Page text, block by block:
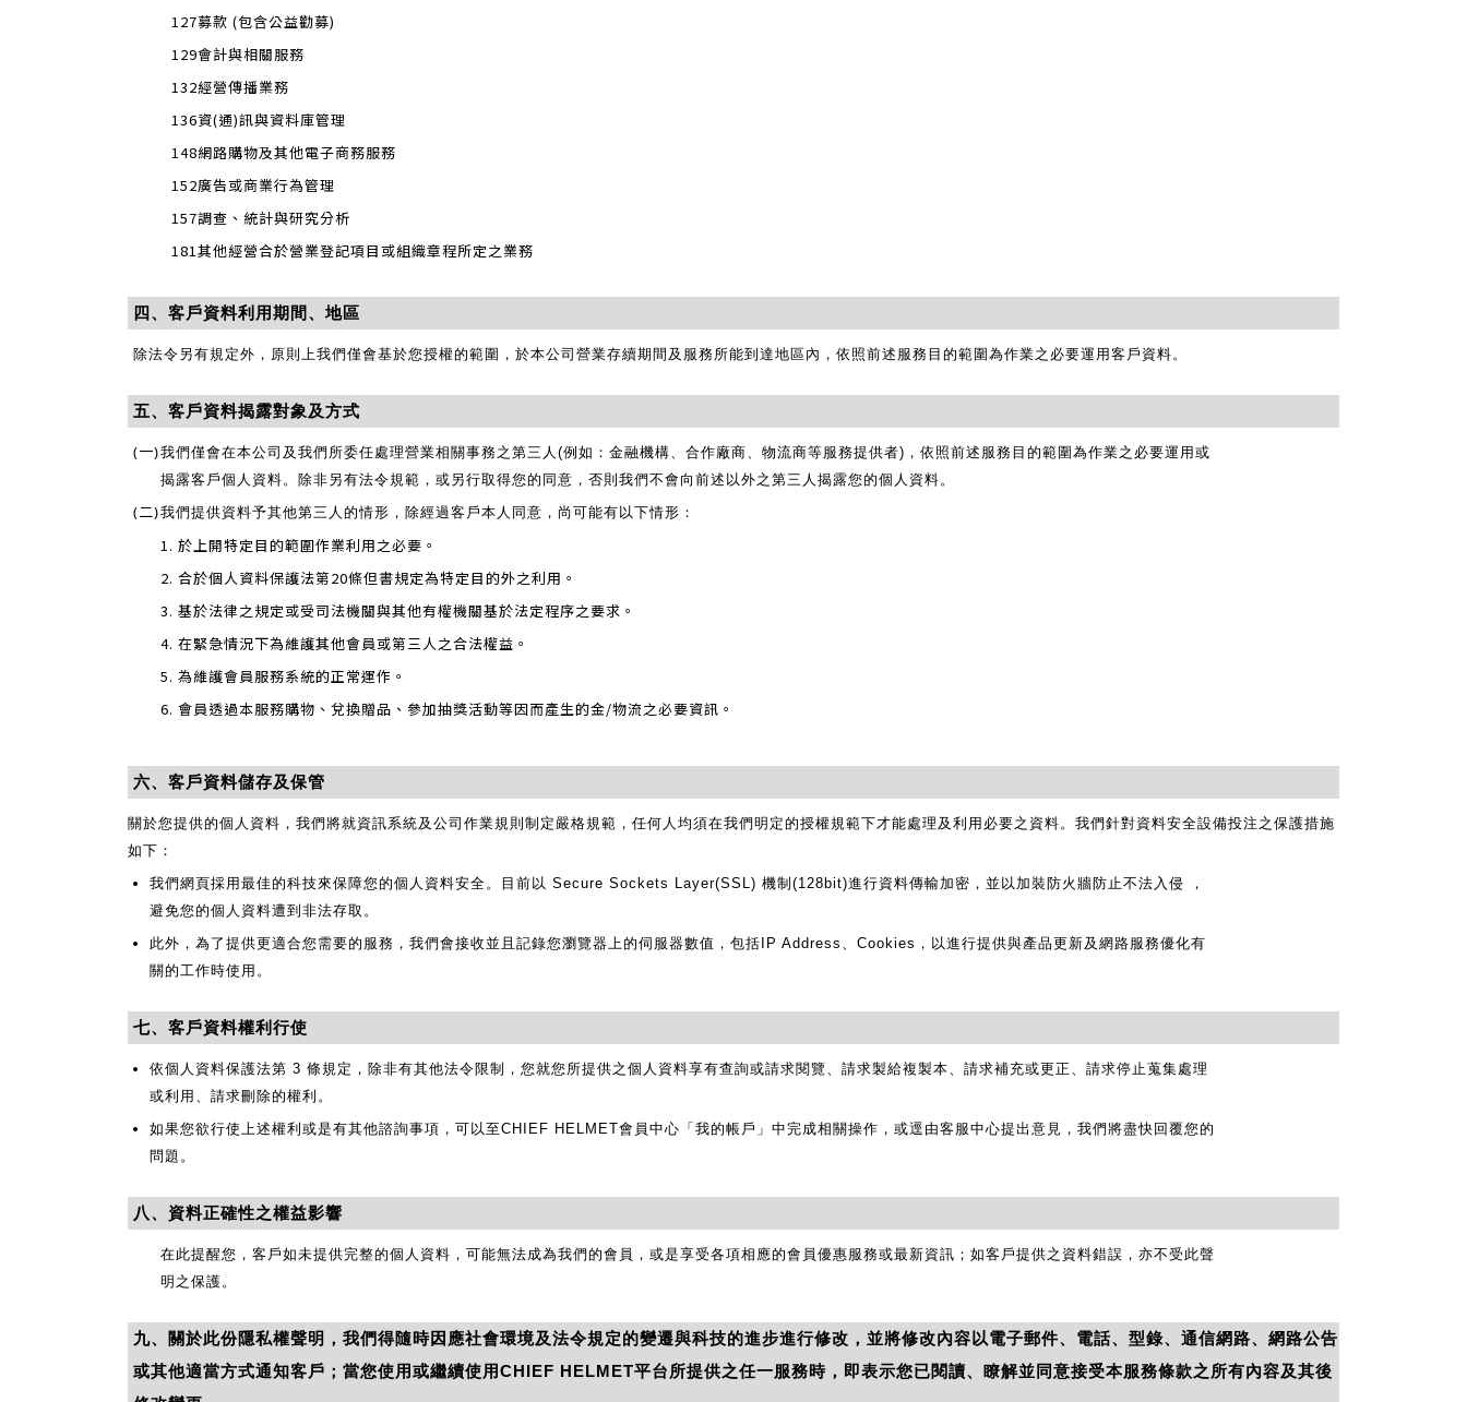
127募款 (包含公益勸募)
129會計與相關服務
132經營傳播業務
136資(通)訊與資料庫管理
148網路購物及其他電子商務服務
152廣告或商業行為管理
157調查、統計與研究分析
181其他經營合於營業登記項目或組織章程所定之業務
四、客戶資料利用期間、地區
除法令另有規定外，原則上我們僅會基於您授權的範圍，於本公司營業存續期間及服務所能到達地區內，依照前述服務目的範圍為作業之必要運用客戶資料。
五、客戶資料揭露對象及方式
(一)我們僅會在本公司及我們所委任處理營業相關事務之第三人(例如：金融機構、合作廠商、物流商等服務提供者)，依照前述服務目的範圍為作業之必要運用或
揭露客戶個人資料。除非另有法令規範，或另行取得您的同意，否則我們不會向前述以外之第三人揭露您的個人資料。
(二)我們提供資料予其他第三人的情形，除經過客戶本人同意，尚可能有以下情形：
1. 於上開特定目的範圍作業利用之必要。
2. 合於個人資料保護法第20條但書規定為特定目的外之利用。
3. 基於法律之規定或受司法機關與其他有權機關基於法定程序之要求。
4. 在緊急情況下為維護其他會員或第三人之合法權益。
5. 為維護會員服務系統的正常運作。
6. 會員透過本服務購物、兌換贈品、參加抽獎活動等因而產生的金/物流之必要資訊。
六、客戶資料儲存及保管
關於您提供的個人資料，我們將就資訊系統及公司作業規則制定嚴格規範，任何人均須在我們明定的授權規範下才能處理及利用必要之資料。我們針對資料安全設備投注之保護措施
如下：
我們網頁採用最佳的科技來保障您的個人資料安全。目前以 Secure Sockets Layer(SSL) 機制(128bit)進行資料傳輸加密，並以加裝防火牆防止不法入侵 ，
避免您的個人資料遭到非法存取。
此外，為了提供更適合您需要的服務，我們會接收並且記錄您瀏覽器上的伺服器數值，包括IP Address、Cookies，以進行提供與產品更新及網路服務優化有
關的工作時使用。
七、客戶資料權利行使
依個人資料保護法第 3 條規定，除非有其他法令限制，您就您所提供之個人資料享有查詢或請求閱覽、請求製給複製本、請求補充或更正、請求停止蒐集處理
或利用、請求刪除的權利。
如果您欲行使上述權利或是有其他諮詢事項，可以至CHIEF HELMET會員中心「我的帳戶」中完成相關操作，或逕由客服中心提出意見，我們將盡快回覆您的
問題。
八、資料正確性之權益影響
在此提醒您，客戶如未提供完整的個人資料，可能無法成為我們的會員，或是享受各項相應的會員優惠服務或最新資訊；如客戶提供之資料錯誤，亦不受此聲
明之保護。
九、關於此份隱私權聲明，我們得隨時因應社會環境及法令規定的變遷與科技的進步進行修改，並將修改內容以電子郵件、電話、型錄、通信網路、網路公告
或其他適當方式通知客戶；當您使用或繼續使用CHIEF HELMET平台所提供之任一服務時，即表示您已閱讀、瞭解並同意接受本服務條款之所有內容及其後